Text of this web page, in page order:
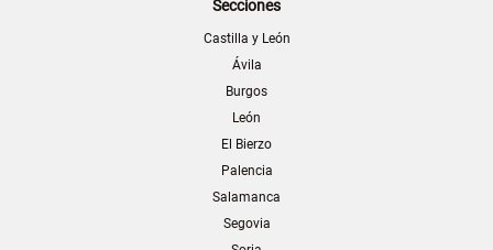
Secciones
Castilla y León
Ávila
Burgos
León
El Bierzo
Palencia
Salamanca
Segovia